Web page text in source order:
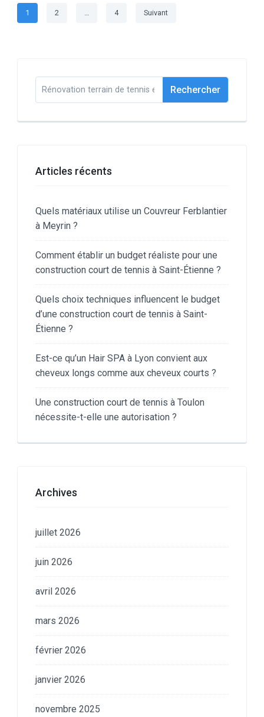
Pagination
des
Page
1 Page
2 Page
4 Suivant
Rechercher :
Articles récents
Quels matériaux utilise un Couvreur Ferblantier
à Meyrin ?
Comment établir un budget réaliste pour une
construction court de tennis à Saint-Étienne ?
Quels choix techniques influencent le budget
d’une construction court de tennis à Saint-
Étienne ?
Est-ce qu’un Hair SPA à Lyon convient aux
cheveux longs comme aux cheveux courts ?
Une construction court de tennis à Toulon
nécessite-t-elle une autorisation ?
Archives
juillet 2026
juin 2026
avril 2026
mars 2026
février 2026
janvier 2026
novembre 2025